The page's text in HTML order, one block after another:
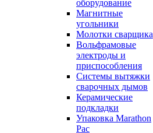
оборудование
Магнитные
угольники
Молотки сварщика
Вольфрамовые
электроды и
приспособления
Системы вытяжки
сварочных дымов
Керамические
подкладки
Упаковка Marathon
Pac